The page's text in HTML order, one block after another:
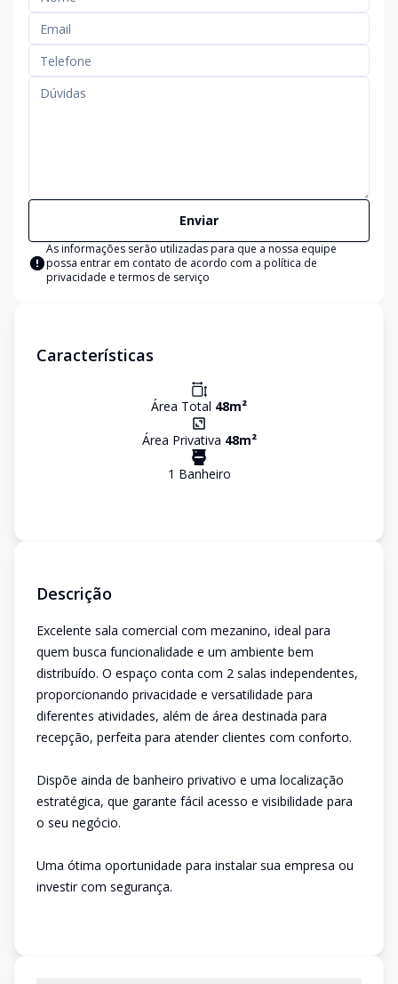
Enviar
As informações serão utilizadas para que a nossa equipe
possa entrar em contato de acordo com a política de
privacidade e termos de serviço
Características
Área Total 48m²
Área Privativa 48m²
1 Banheiro
Descrição
Excelente sala comercial com mezanino, ideal para
quem busca funcionalidade e um ambiente bem
distribuído. O espaço conta com 2 salas independentes,
proporcionando privacidade e versatilidade para
diferentes atividades, além de área destinada para
recepção, perfeita para atender clientes com conforto.
Dispõe ainda de banheiro privativo e uma localização
estratégica, que garante fácil acesso e visibilidade para
o seu negócio.
Uma ótima oportunidade para instalar sua empresa ou
investir com segurança.